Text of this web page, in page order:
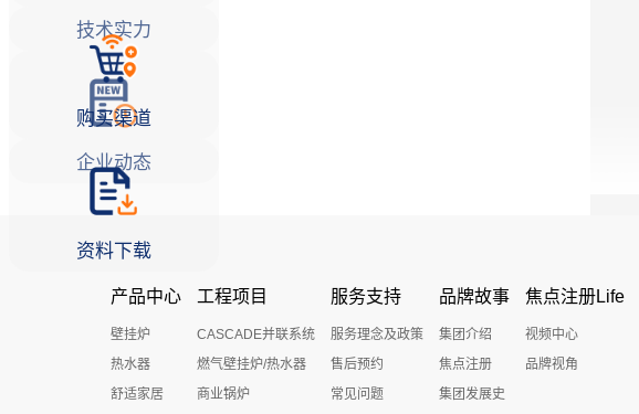
购买渠道
资料下载
技术实力
企业动态
产品中心
壁挂炉
热水器
舒适家居
工程项目
CASCADE并联系统
燃气壁挂炉/热水器
商业锅炉
服务支持
服务理念及政策
售后预约
常见问题
品牌故事
集团介绍
焦点注册
集团发展史
焦点注册Life
视频中心
品牌视角